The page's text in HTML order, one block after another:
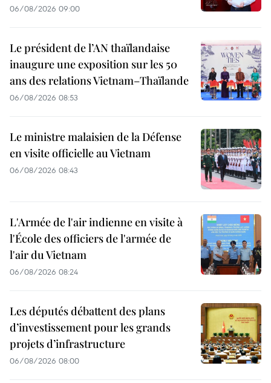
06/08/2026 09:00
Le président de l’AN thaïlandaise
inaugure une exposition sur les 50
ans des relations Vietnam–Thaïlande
06/08/2026 08:53
Le ministre malaisien de la Défense
en visite officielle au Vietnam
06/08/2026 08:43
L'Armée de l'air indienne en visite à
l'École des officiers de l'armée de
l'air du Vietnam
06/08/2026 08:24
Les députés débattent des plans
d’investissement pour les grands
projets d’infrastructure
06/08/2026 08:00